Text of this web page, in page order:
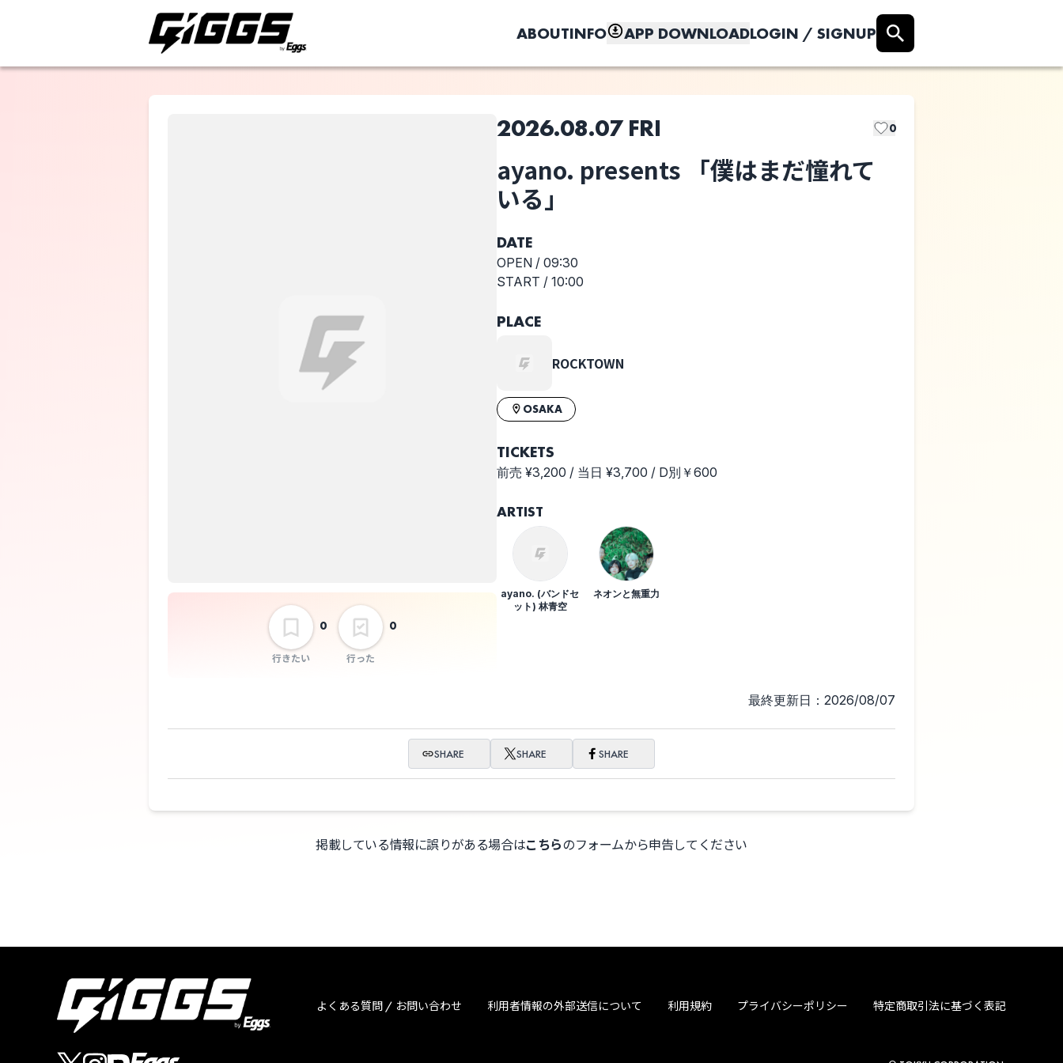
ABOUTINFO APP DOWNLOADLOGIN / SIGNUP
行きたい
0
行った
0
ayano.
presents 「僕は
る」
選択しない
2026.08.07 FRI 0
ayano. presents 「僕はまだ憧れて
いる」
DATE
OPEN / 09:30
START / 10:00
PLACE
ROCKTOWN
OSAKA
TICKETS
前売 ¥3,200 / 当日 ¥3,700 / D別￥600
ARTIST
ayano. (バンドセ
ット) 林青空
ネオンと無重力
最終更新日：2026/08/07
SHARE SHARE SHARE
掲載している情報に誤りがある場合はこちらのフォームから申告してください
このライブの取り置きは終了しました
よくある質問 / お問い合わせ 利用者情報の外部送信について 利用規約 プライバシーポリシー 特定商取引法に基づく表記